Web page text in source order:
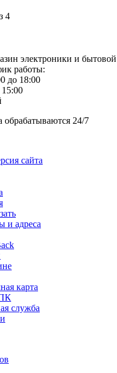
4
электроники и бытовой
работы:
до 18:00
обрабатываются 24/7
сайта
и адреса
карта
служба